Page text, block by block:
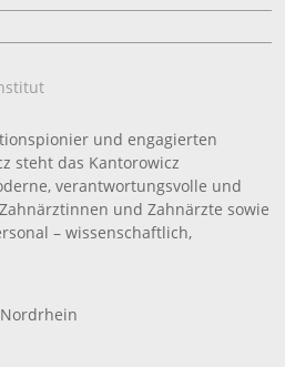
und engagierten
steht das Kantorowicz
verantwortungsvolle und
und Zahnärzte sowie
– wissenschaftlich,